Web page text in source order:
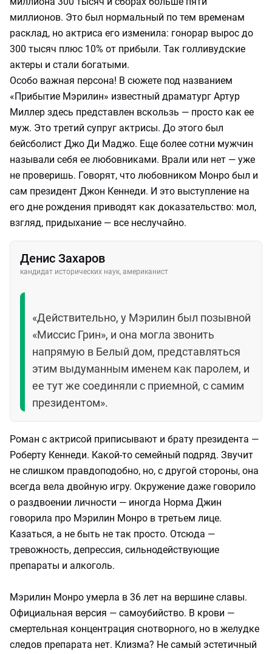
миллионов. Это был нормальный по тем временам
расклад, но актриса его изменила: гонорар вырос до
300 тысяч плюс 10% от прибыли. Так голливудские
актеры и стали богатыми.
Особо важная персона! В сюжете под названием
«Прибытие Мэрилин» известный драматург Артур
Миллер здесь представлен вскользь — просто как ее
муж. Это третий супруг актрисы. До этого был
бейсболист Джо Ди Маджо. Еще более сотни мужчин
называли себя ее любовниками. Врали или нет — уже
не проверишь. Говорят, что любовником Монро был и
сам президент Джон Кеннеди. И это выступление на
его дне рождения приводят как доказательство: мол,
взгляд, придыхание — все неслучайно.
Денис Захаров
кандидат исторических наук, американист
«Действительно, у Мэрилин был позывной
«Миссис Грин», и она могла звонить
напрямую в Белый дом, представляться
этим выдуманным именем как паролем, и
ее тут же соединяли с приемной, с самим
президентом».
Роман с актрисой приписывают и брату президента —
Роберту Кеннеди. Какой-то семейный подряд. Звучит
не слишком правдоподобно, но, с другой стороны, она
всегда вела двойную игру. Окружение даже говорило
о раздвоении личности — иногда Норма Джин
говорила про Мэрилин Монро в третьем лице.
Казаться, а не быть не так просто. Отсюда —
тревожность, депрессия, сильнодействующие
препараты и алкоголь.
Мэрилин Монро умерла в 36 лет на вершине славы.
Официальная версия — самоубийство. В крови —
смертельная концентрация снотворного, но в желудке
следов препарата нет. Клизма? Не самый эстетичный